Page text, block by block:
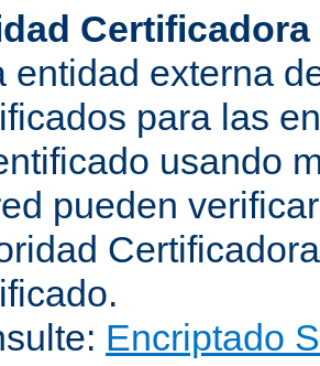
Certificadora
entidad externa
para las
usando
pueden
Encriptado